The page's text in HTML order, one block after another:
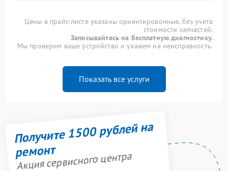
Цены в прайс-листе указаны ориентировочные, без учета
стоимости запчастей.
Записывайтесь на бесплатную диагностику.
Мы проверим ваше устройство и укажем на неисправность.
Показать все услуги
Получите 1500 рублей на
ремонт
Акция сервисного центра